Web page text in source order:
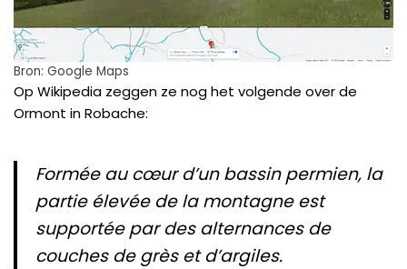
Bron: Google Maps
Op Wikipedia zeggen ze nog het volgende over de
Ormont in Robache:
Formée au cœur d’un bassinpermien, la
partie élevée de la montagne est
supportée par des alternances de
couches de grèset d’argiles.